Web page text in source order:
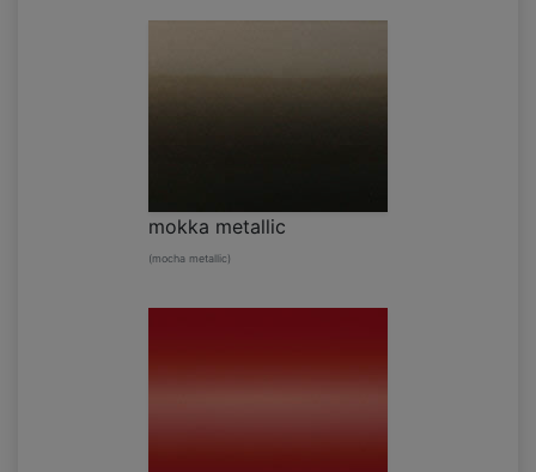
mokka metallic
(mocha metallic)